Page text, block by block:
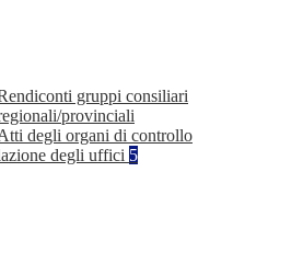
gruppi consiliari
provinciali
degli organi di controllo
degli uffici 5